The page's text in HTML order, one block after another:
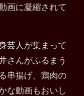
画に凝縮されて
芸人が集まって
さんがふるまう
串揚げ、鶏肉の
な動画もおいし